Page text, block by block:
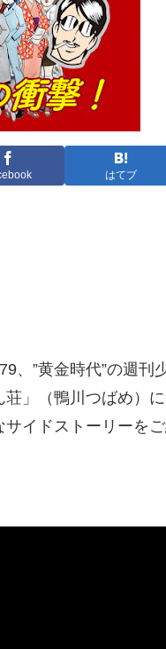
はてブ
、”黄金時代”の週
」（鴨川つばめ）
イドストーリーをご